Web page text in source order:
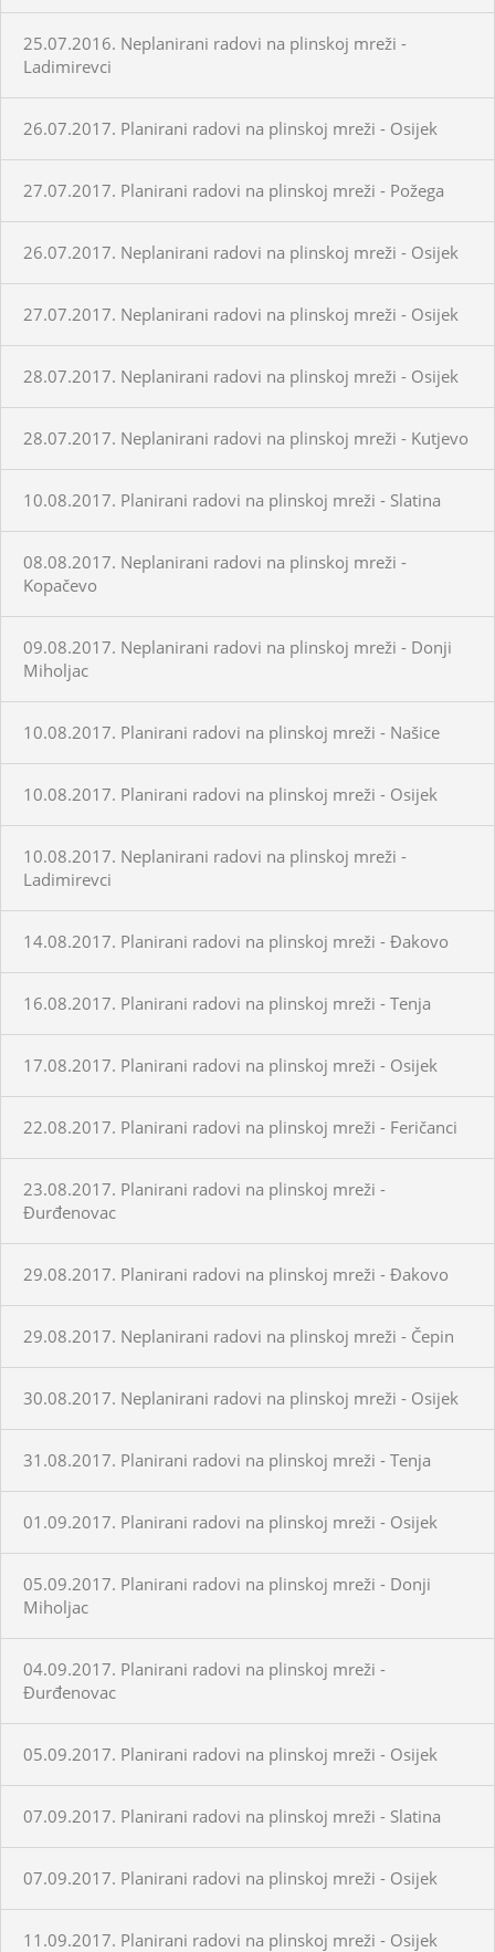
25.07.2016. Neplanirani radovi na plinskoj mreži -
Ladimirevci
26.07.2017. Planirani radovi na plinskoj mreži - Osijek
27.07.2017. Planirani radovi na plinskoj mreži - Požega
26.07.2017. Neplanirani radovi na plinskoj mreži - Osijek
27.07.2017. Neplanirani radovi na plinskoj mreži - Osijek
28.07.2017. Neplanirani radovi na plinskoj mreži - Osijek
28.07.2017. Neplanirani radovi na plinskoj mreži - Kutjevo
10.08.2017. Planirani radovi na plinskoj mreži - Slatina
08.08.2017. Neplanirani radovi na plinskoj mreži -
Kopačevo
09.08.2017. Neplanirani radovi na plinskoj mreži - Donji
Miholjac
10.08.2017. Planirani radovi na plinskoj mreži - Našice
10.08.2017. Planirani radovi na plinskoj mreži - Osijek
10.08.2017. Neplanirani radovi na plinskoj mreži -
Ladimirevci
14.08.2017. Planirani radovi na plinskoj mreži - Đakovo
16.08.2017. Planirani radovi na plinskoj mreži - Tenja
17.08.2017. Planirani radovi na plinskoj mreži - Osijek
22.08.2017. Planirani radovi na plinskoj mreži - Feričanci
23.08.2017. Planirani radovi na plinskoj mreži -
Đurđenovac
29.08.2017. Planirani radovi na plinskoj mreži - Đakovo
29.08.2017. Neplanirani radovi na plinskoj mreži - Čepin
30.08.2017. Neplanirani radovi na plinskoj mreži - Osijek
31.08.2017. Planirani radovi na plinskoj mreži - Tenja
01.09.2017. Planirani radovi na plinskoj mreži - Osijek
05.09.2017. Planirani radovi na plinskoj mreži - Donji
Miholjac
04.09.2017. Planirani radovi na plinskoj mreži -
Đurđenovac
05.09.2017. Planirani radovi na plinskoj mreži - Osijek
07.09.2017. Planirani radovi na plinskoj mreži - Slatina
07.09.2017. Planirani radovi na plinskoj mreži - Osijek
11.09.2017. Planirani radovi na plinskoj mreži - Osijek